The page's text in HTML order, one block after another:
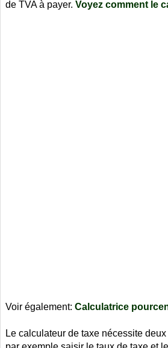
de TVA à payer. Voyez comment le
Voir également: Calculatrice
Le calculateur de taxe nécessite